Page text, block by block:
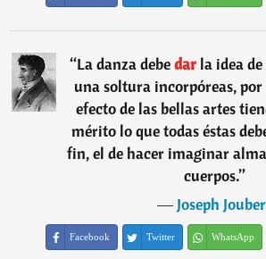
“La danza debedar la idea
una soltura incorpóreas,
efecto de las bellas artes
mérito lo que todas éstas
fin, el de hacer imaginar
cuerpos.”
―Joseph
Facebook Twitter WhatsApp